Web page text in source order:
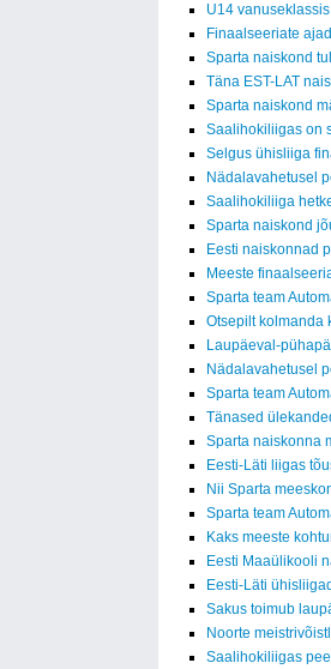
U14
Finaalseeriate ajad
Sparta naiskond
Täna EST-LAT
Sparta naiskond
Saalihokiliigas on
Selgus ühisliiga
Nädalavahetusel
Saalihokiliiga
Sparta naiskond
Eesti naiskonnad
Meeste
Sparta team
Otsepilt kolmanda
Laupäeval-
Nädalavahetusel
Sparta team
Tänased
Sparta naiskonna
Eesti-Läti liigas
Nii Sparta
Sparta team
Kaks meeste
Eesti Maaülikooli
Eesti-Läti
Sakus toimub
Noorte
Saalihokiliigas